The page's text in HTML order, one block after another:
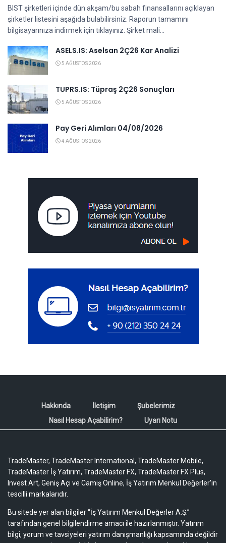
BIST şirketleri içinde dün akşam/bu sabah finansallarını açıklayan
şirketler listesini aşağıda bulabilirsiniz. Raporun tamamını
bilgisayarınıza indirmek için tıklayınız. Şirket mali...
ASELS.IS: Aselsan 2Ç26 Kar Analizi
5 AĞUSTOS 2026
TUPRS.IS: Tüpraş 2Ç26 Sonuçları
5 AĞUSTOS 2026
Pay Geri Alımları 04/08/2026
4 AĞUSTOS 2026
Hakkında İletişim
Şubelerimiz
Nasıl Hesap Açabilirim?
Uyarı Notu
TradeMaster, TradeMaster International, TradeMaster Mobile,
TradeMaster İş Yatırım, TradeMaster FX, TradeMaster FX Plus,
Invest Art, Geniş Açı ve Camiş Online, İş Yatırım Menkul Değerler'in
tescilli markalarıdır.
Bu sitede yer alan bilgiler “İş Yatırım Menkul Değerler A.Ş.”
tarafından genel bilgilendirme amacı ile hazırlanmıştır. Yatırım
bilgi, yorum ve tavsiyeleri yatırım danışmanlığı kapsamında değildir